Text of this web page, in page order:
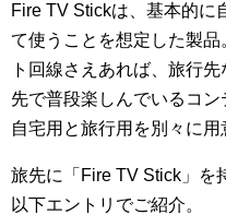
Fire TV Stickは、基本的に
て使うことを想定した製
ト回線さえあれば、旅行
先で普段楽しんでいるコン
自宅用と旅行用を別々に用
旅先に「Fire TV Stick」を
以下エントリでご紹介。